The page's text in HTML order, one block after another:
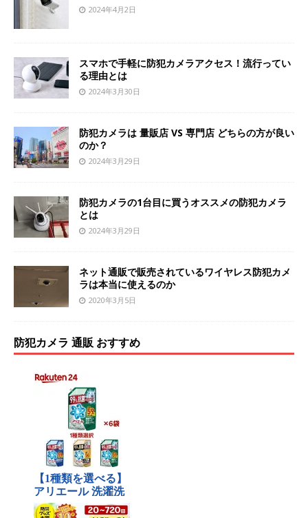
2024年4月2日
スマホで手軽に防犯カメラアクセス！流行ってい
る理由とは
2024年3月30日
防犯カメラは 量販店 VS 専門店 どちらの方が良い
のか？
2024年3月29日
防犯カメラの1台目に買うオススメの防犯カメラ
とは
2024年3月29日
ネット通販で販売されているワイヤレス防犯カメ
ラは本当に使えるのか
2020年3月5日
防犯カメラ 通販 おすすめ